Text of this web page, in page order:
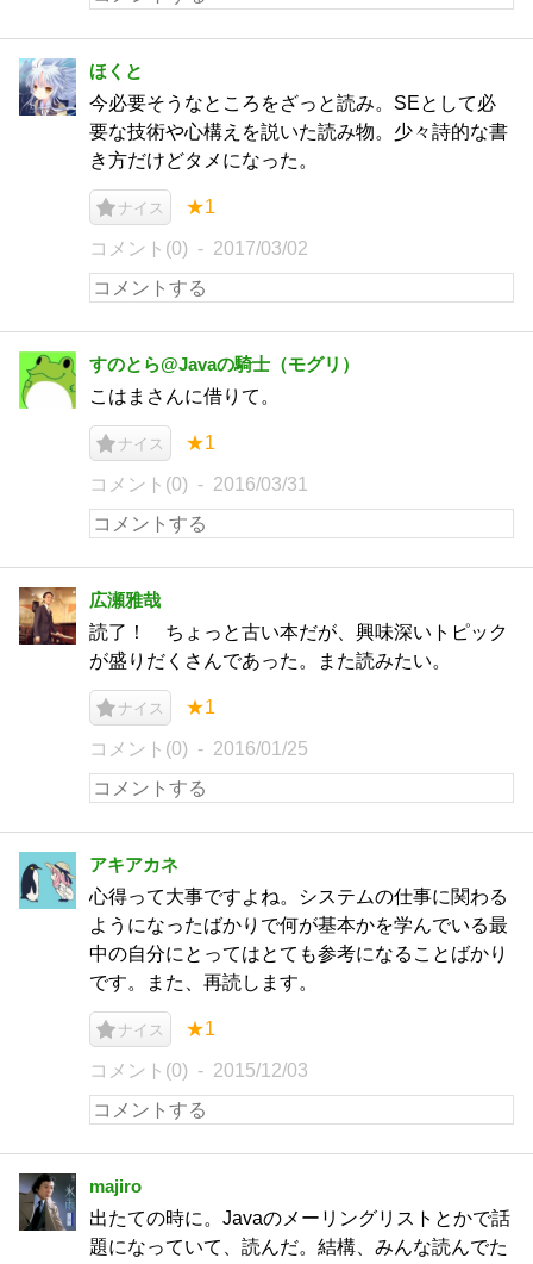
ほくと
今必要そうなところをざっと読み。SEとして必
要な技術や心構えを説いた読み物。少々詩的な書
き方だけどタメになった。
ナイス ★1
コメント(0) 2017/03/02
すのとら@Javaの騎士（モグリ）
こはまさんに借りて。
ナイス ★1
コメント(0) 2016/03/31
広瀬雅哉
読了！ ちょっと古い本だが、興味深いトピック
が盛りだくさんであった。また読みたい。
ナイス ★1
コメント(0) 2016/01/25
アキアカネ
心得って大事ですよね。システムの仕事に関わる
ようになったばかりで何が基本かを学んでいる最
中の自分にとってはとても参考になることばかり
です。また、再読します。
ナイス ★1
コメント(0) 2015/12/03
majiro
出たての時に。Javaのメーリングリストとかで話
題になっていて、読んだ。結構、みんな読んでた